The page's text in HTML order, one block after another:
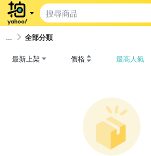
全部分類
最新上架 價格 最高人氣